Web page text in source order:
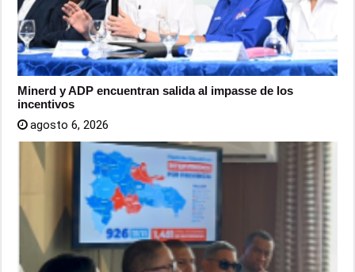
Minerd y ADP encuentran salida al impasse de los
incentivos
agosto 6, 2026